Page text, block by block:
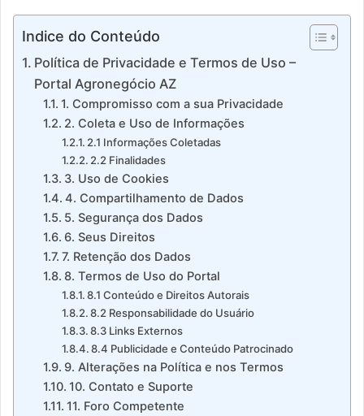
Indice do Conteúdo
Política de Privacidade e Termos de Uso –
Portal Agronegócio AZ
1. Compromisso com a sua Privacidade
2. Coleta e Uso de Informações
2.1 Informações Coletadas
2.2 Finalidades
3. Uso de Cookies
4. Compartilhamento de Dados
5. Segurança dos Dados
6. Seus Direitos
7. Retenção dos Dados
8. Termos de Uso do Portal
8.1 Conteúdo e Direitos Autorais
8.2 Responsabilidade do Usuário
8.3 Links Externos
8.4 Publicidade e Conteúdo Patrocinado
9. Alterações na Política e nos Termos
10. Contato e Suporte
11. Foro Competente